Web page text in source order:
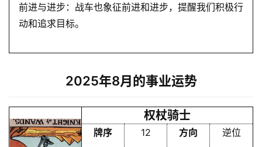
前进与进步：战车也象征前进和进步，提醒我们积极行
动和追求目标。
2025年8月的事业运势
权杖骑士
牌序 12 方向 逆位